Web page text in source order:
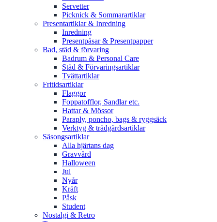
Servetter
Picknick & Sommarartiklar
Presentartiklar & Inredning
Inredning
Presentpåsar & Presentpapper
Bad, städ & förvaring
Badrum & Personal Care
Städ & Förvaringsartiklar
Tvättartiklar
Fritidsartiklar
Flaggor
Foppatofflor, Sandlar etc.
Hattar & Mössor
Paraply, poncho, bags & ryggsäck
Verktyg & trädgårdsartiklar
Säsongsartiklar
Alla hjärtans dag
Gravvård
Halloween
Jul
Nyår
Kräft
Påsk
Student
Nostalgi & Retro